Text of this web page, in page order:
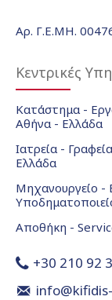
Αρ. Γ.Ε.ΜΗ.
Κεντρικές
Κατάστημα -
Αθήνα - Ελλάδα
Ιατρεία -
Ελλάδα
Μηχανουργείο -
Αποθήκη -
+30 210 92